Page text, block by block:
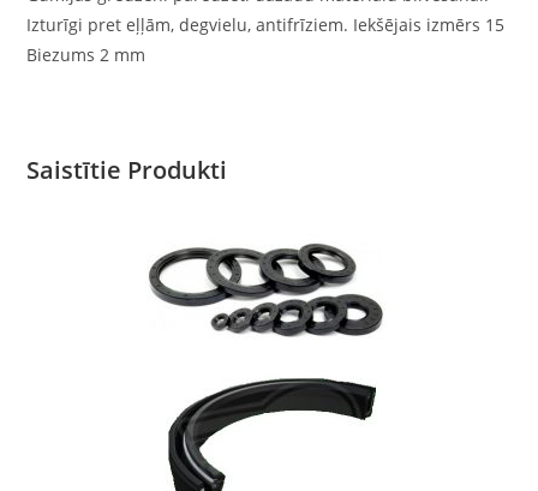
Izturīgi pret eļļām, degvielu, antifrīziem. Iekšējais izmērs 15
Biezums 2 mm
Saistītie Produkti